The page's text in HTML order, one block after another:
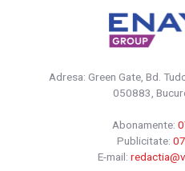
Adresa: Green Gate, Bd.
050883,
Abonamente:
Publicitate:
E-mail: